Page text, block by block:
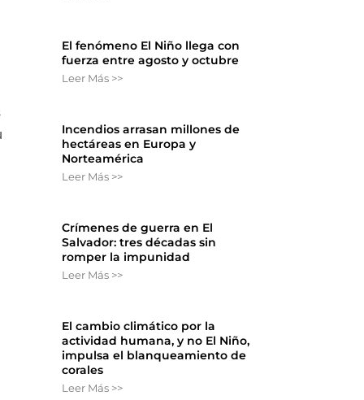
El fenómeno El Niño llega con
fuerza entre agosto y octubre
Leer Más >>
Incendios arrasan millones de
hectáreas en Europa y
Norteamérica
Leer Más >>
Crímenes de guerra en El
Salvador: tres décadas sin
romper la impunidad
Leer Más >>
El cambio climático por la
actividad humana, y no El Niño,
impulsa el blanqueamiento de
corales
Leer Más >>